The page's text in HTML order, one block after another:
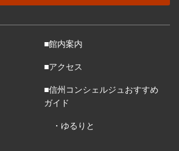
■館内案内
■アクセス
■信州コンシェルジュおすすめ
ガイド
・ゆるりと